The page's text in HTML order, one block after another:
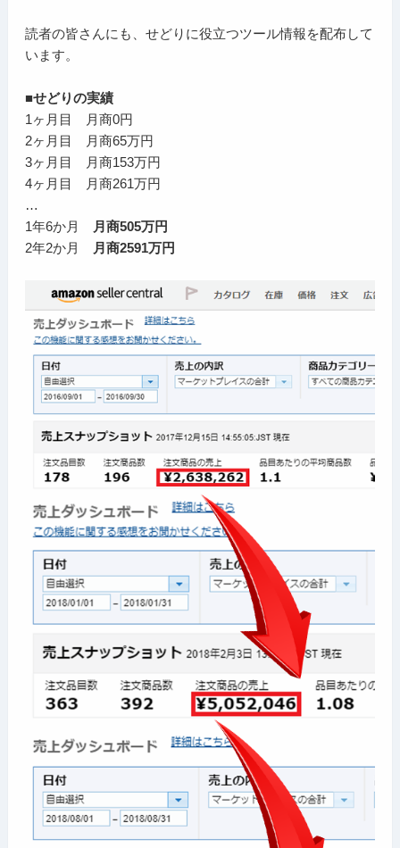
読者の皆さんにも、せどりに役立つツール情報を配布して
います。
■せどりの実績
1ヶ月目 月商0円
2ヶ月目 月商65万円
3ヶ月目 月商153万円
4ヶ月目 月商261万円
…
1年6か月
月商505万円
2年2か月
月商2591万円